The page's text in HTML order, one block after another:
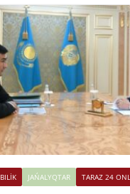
BILİK JAŃALYQTAR TARAZ 24